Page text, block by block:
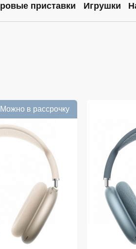
приставки Игрушки
Можно в рассрочку